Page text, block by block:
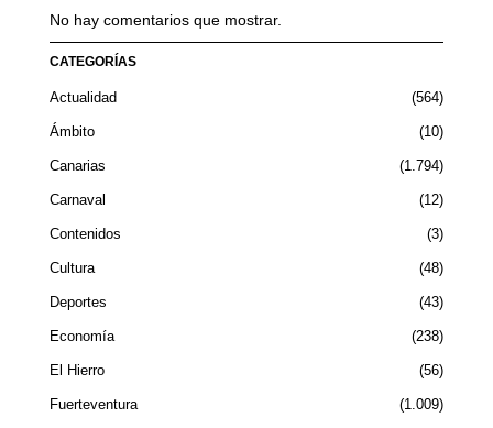
No hay comentarios que mostrar.
CATEGORÍAS
Actualidad 564
Ámbito 10
Canarias 1.794
Carnaval 12
Contenidos 3
Cultura 48
Deportes 43
Economía 238
El Hierro 56
Fuerteventura 1.009